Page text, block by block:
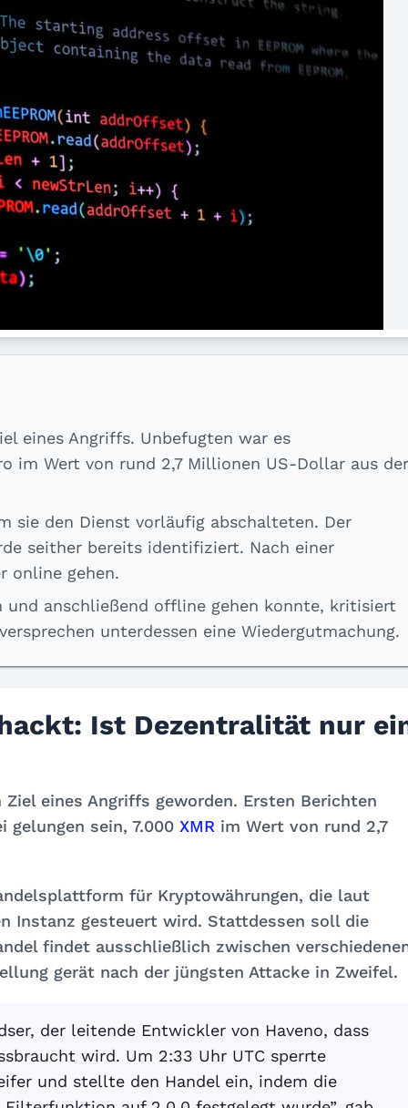
eines Angriffs. Unbefugten war es
im Wert von rund 2,7 Millionen US-Dollar aus der
sie den Dienst vorläufig abschalteten. Der
seither bereits identifiziert. Nach einer
online gehen.
und anschließend offline gehen konnte, kritisiert
unterdessen eine Wiedergutmachung.
Ist Dezentralität nur
eines Angriffs geworden. Ersten Berichten
gelungen sein, 7.000 XMR im Wert von rund 2,7
für Kryptowährungen, die laut
Instanz gesteuert wird. Stattdessen soll die
findet ausschließlich zwischen
gerät nach der jüngsten Attacke in Zweifel.
der leitende Entwickler von Haveno, dass
wird. Um 2:33 Uhr UTC sperrte
und stellte den Handel ein, indem die